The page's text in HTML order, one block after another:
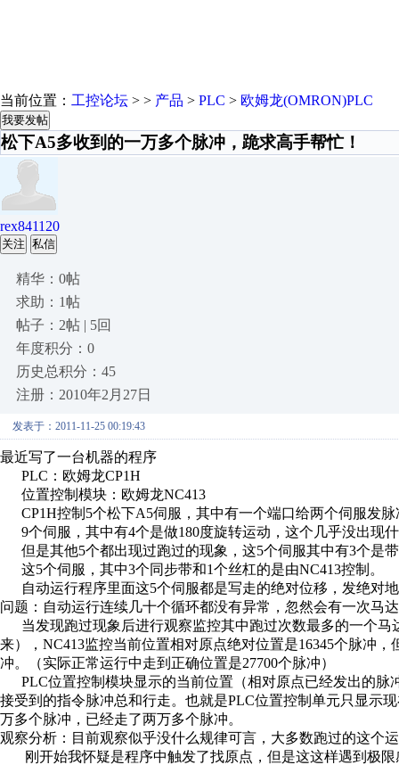
当前位置： 工控论坛 > > 产品 > PLC > 欧姆龙(OMRON)PLC
我要发帖
松下A5多收到的一万多个脉冲，跪求高手帮忙！
rex841120
关注 私信
精华：0帖
求助：1帖
帖子：2帖 | 5回
年度积分：0
历史总积分：45
注册：2010年2月27日
发表于：2011-11-25 00:19:43
最近写了一台机器的程序
PLC：欧姆龙CP1H
位置控制模块：欧姆龙NC413
CP1H控制5个松下A5伺服，其中有一个端口给两个伺服发脉
9个伺服，其中有4个是做180度旋转运动，这个几乎没出现
但是其他5个都出现过跑过的现象，这5个伺服其中有3个是
这5个伺服，其中3个同步带和1个丝杠的是由NC413控制。
自动运行程序里面这5个伺服都是写走的绝对位移，发绝对
问题：自动运行连续几十个循环都没有异常，忽然会有一次马
当发现跑过现象后进行观察监控其中跑过次数最多的一个马
来），NC413监控当前位置相对原点绝对位置是16345个脉冲
冲。（实际正常运行中走到正确位置是27700个脉冲）
PLC位置控制模块显示的当前位置（相对原点已经发出的脉
接受到的指令脉冲总和行走。也就是PLC位置控制单元只显示
万多个脉冲，已经走了两万多个脉冲。
观察分析：目前观察似乎没什么规律可言，大多数跑过的这个
刚开始我怀疑是程序中触发了找原点，但是这这样遇到极限